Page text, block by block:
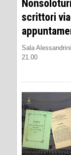
scrittori
Sala
21.00